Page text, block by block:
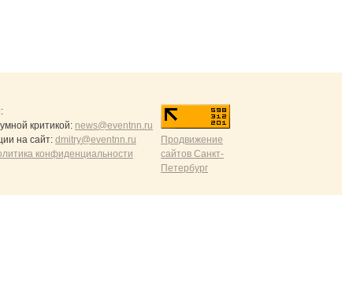
:
критикой: news@eventnn.ru
на сайт: dmitry@eventnn.ru
конфиденциальности
Продвижение
сайтов Санкт-
Петербург